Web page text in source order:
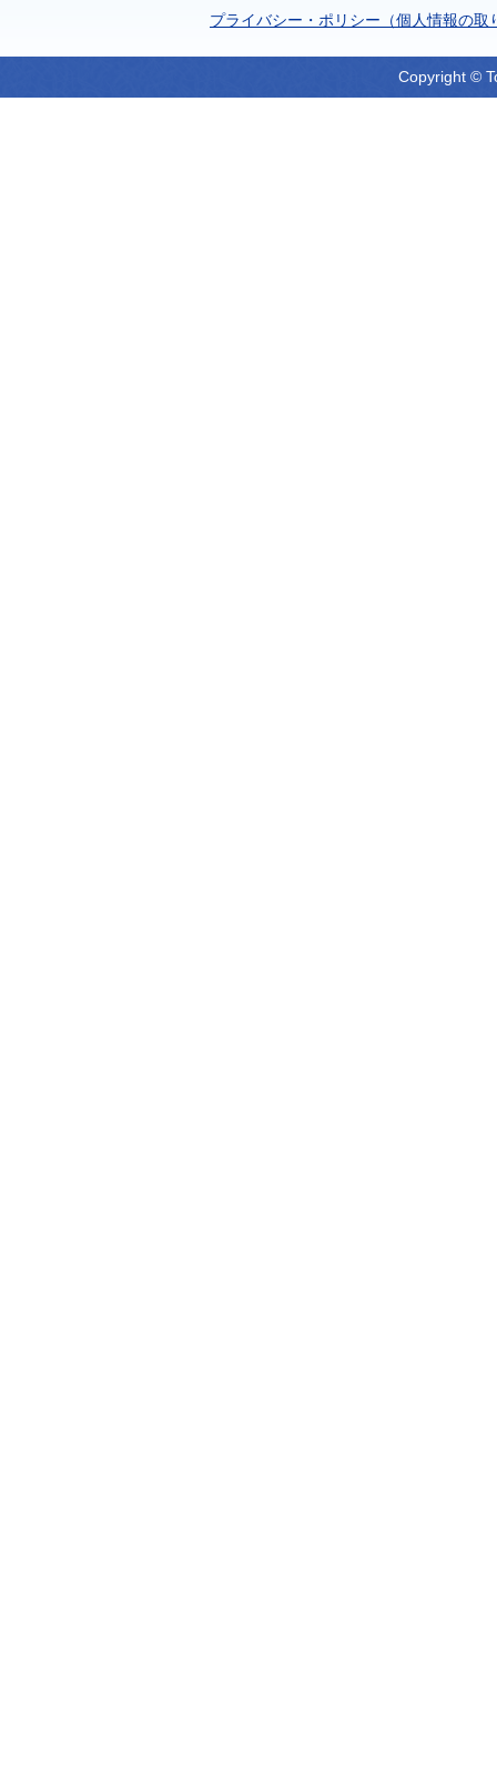
プライバシー・ポリシー（個人情報の取
Copyright ©